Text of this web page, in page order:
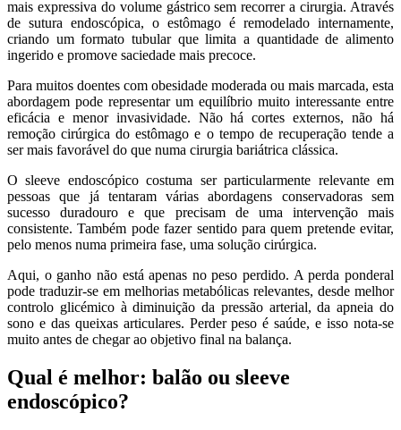
mais expressiva do volume gástrico sem recorrer a cirurgia. Através
de sutura endoscópica, o estômago é remodelado internamente,
criando um formato tubular que limita a quantidade de alimento
ingerido e promove saciedade mais precoce.
Para muitos doentes com obesidade moderada ou mais marcada, esta
abordagem pode representar um equilíbrio muito interessante entre
eficácia e menor invasividade. Não há cortes externos, não há
remoção cirúrgica do estômago e o tempo de recuperação tende a
ser mais favorável do que numa cirurgia bariátrica clássica.
O sleeve endoscópico costuma ser particularmente relevante em
pessoas que já tentaram várias abordagens conservadoras sem
sucesso duradouro e que precisam de uma intervenção mais
consistente. Também pode fazer sentido para quem pretende evitar,
pelo menos numa primeira fase, uma solução cirúrgica.
Aqui, o ganho não está apenas no peso perdido. A perda ponderal
pode traduzir-se em melhorias metabólicas relevantes, desde melhor
controlo glicémico à diminuição da pressão arterial, da apneia do
sono e das queixas articulares. Perder peso é saúde, e isso nota-se
muito antes de chegar ao objetivo final na balança.
Qual é melhor: balão ou sleeve
endoscópico?